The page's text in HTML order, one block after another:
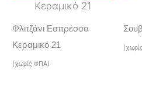
Φλιτζάνι Εσπρέσσο
Κεραμικό 21
(χωρίς ΦΠΑ)